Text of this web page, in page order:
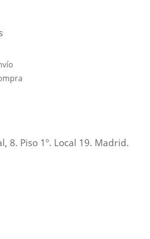
8. Piso 1º. Local 19. Madrid.